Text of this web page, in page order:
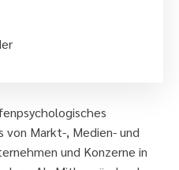
von Markt-, Medien- und
und Konzerne in